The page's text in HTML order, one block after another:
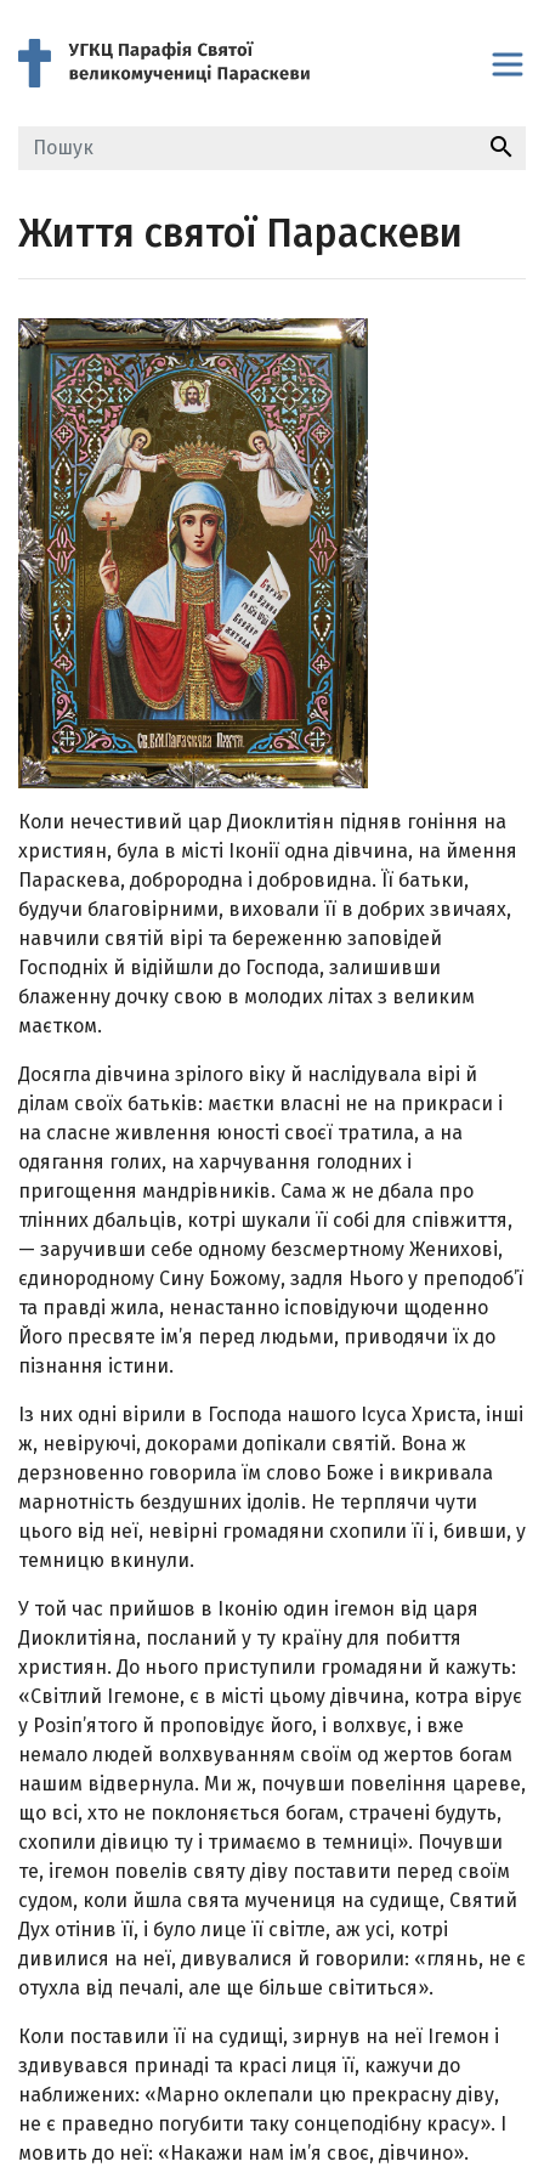
search
Життя святої Параскеви
Коли нечестивий цар Диоклитіян підняв гоніння на
християн, була в місті Іконії одна дівчина, на ймення
Параскева, доброродна і добровидна. Її батьки,
будучи благовірними, виховали її в добрих звичаях,
навчили святій вірі та береженню заповідей
Господніх й відійшли до Господа, залишивши
блаженну дочку свою в молодих літах з великим
маєтком.
Досягла дівчина зрілого віку й наслідувала вірі й
ділам своїх батьків: маєтки власні не на прикраси і
на сласне живлення юності своєї тратила, а на
одягання голих, на харчування голодних і
пригощення мандрівників. Сама ж не дбала про
тлінних дбаль­ців, котрі шукали її собі для співжиття,
— заручивши себе одному безсмертному Женихові,
єдинородному Сину Божому, задля Нього у преподоб’ї
та правді жила, ненастанно ісповідуючи щоденно
Його пресвяте ім’я пе­ред людьми, приводячи їх до
пізнання істини.
Із них од­ні вірили в Господа нашого Ісуса Христа, інші
ж, неві­руючі, докорами допікали святій. Вона ж
дерзновенно говорила їм слово Боже і викривала
марнотність без­душних ідолів. Не терплячи чути
цього від неї, невірні громадяни схопили її і, бивши, у
темницю вкинули.
У той час прийшов в Іконію один ігемон від царя
Диоклитіяна, посланий у ту країну для побиття
христи­ян. До нього приступили громадяни й кажуть:
«Світлий Ігемоне, є в місті цьому дівчина, котра вірує
у Розіп’ятого й проповідує його, і волхвує, і вже
немало людей волх­вуванням своїм од жертов богам
нашим відвернула. Ми ж, почувши повеління цареве,
що всі, хто не поклоняєть­ся богам, страчені будуть,
схопили дівицю ту і тримаємо в темниці». Почувши
те, ігемон повелів святу діву по­ставити перед своїм
судом, коли йшла свята мучениця на судище, Святий
Дух отінив її, і було лице її світле, аж усі, котрі
дивилися на неї, дивувалися й говорили: «глянь, не є
отухла від печалі, але ще більше світиться».
Коли поставили її на судищі, зирнув на неї Ігемон і
здивувався принаді та красі лиця її, кажучи до
наближе­них: «Марно оклепали цю прекрасну діву,
не є праведно погубити таку сонцеподібну красу». І
мовить до неї: «Накажи нам ім’я своє, дівчино».